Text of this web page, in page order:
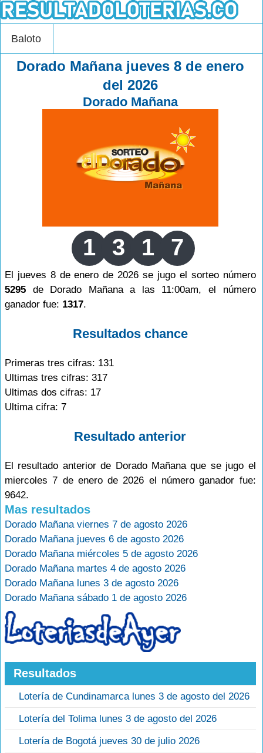
Baloto
Dorado Mañana jueves 8 de enero
del 2026
Dorado Mañana
1 3 1 7
El jueves 8 de enero de 2026 se jugo el sorteo número
5295 de Dorado Mañana a las 11:00am, el número
ganador fue: 1317.
Resultados chance
Primeras tres cifras: 131
Ultimas tres cifras: 317
Ultimas dos cifras: 17
Ultima cifra: 7
Resultado anterior
El resultado anterior de Dorado Mañana que se jugo el
miercoles 7 de enero de 2026 el número ganador fue:
9642.
Mas resultados
Dorado Mañana viernes 7 de agosto 2026
Dorado Mañana jueves 6 de agosto 2026
Dorado Mañana miércoles 5 de agosto 2026
Dorado Mañana martes 4 de agosto 2026
Dorado Mañana lunes 3 de agosto 2026
Dorado Mañana sábado 1 de agosto 2026
Resultados
Lotería de Cundinamarca lunes 3 de agosto del 2026
Lotería del Tolima lunes 3 de agosto del 2026
Lotería de Bogotá jueves 30 de julio 2026